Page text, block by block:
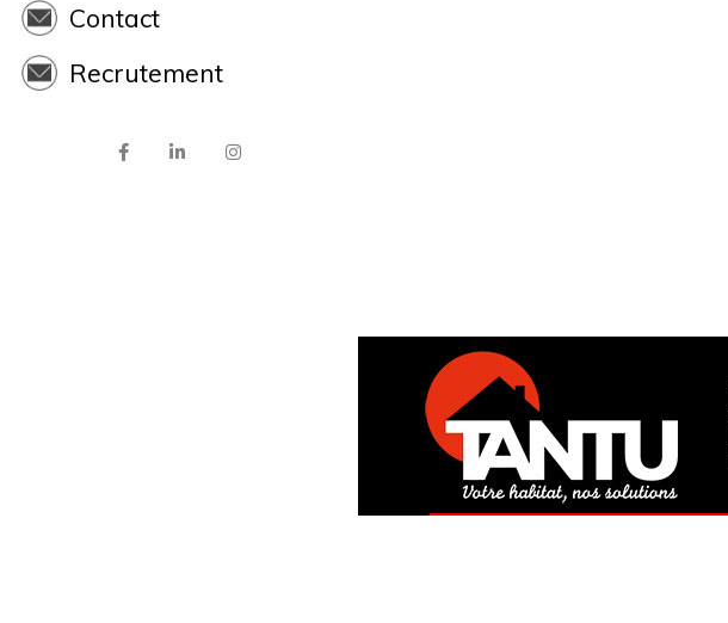
Contact
Recrutement